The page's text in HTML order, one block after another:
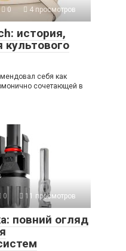
0 4 просмотров
история,
себя как
сочетающей в
0 11 просмотров
повний огляд